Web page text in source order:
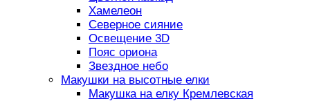
Хамелеон
Северное сияние
Освещение 3D
Пояс ориона
Звездное небо
Макушки на высотные елки
Макушка на елку Кремлевская